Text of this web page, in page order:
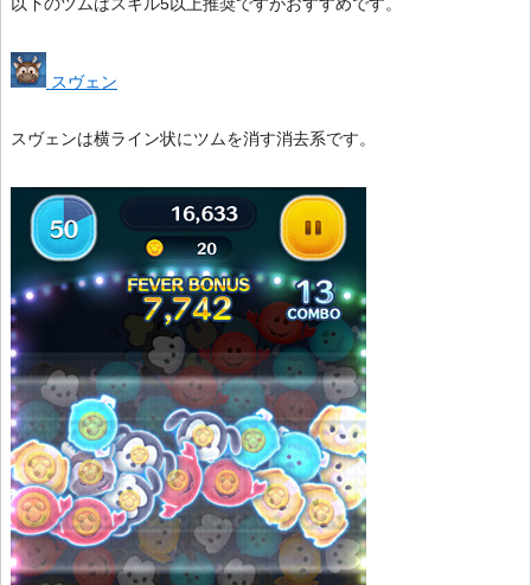
スヴェン
スヴェンは横ライン状にツムを消す消去系です。